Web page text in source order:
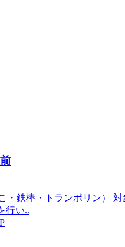
・鉄棒・トランポリン）
行い..